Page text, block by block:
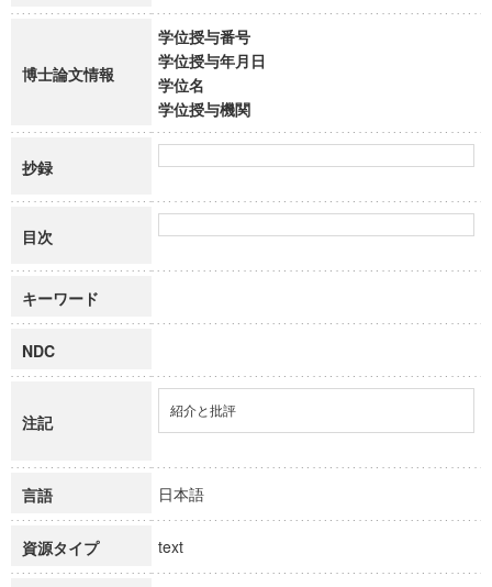
博士論文情報
学位授与番号
学位授与年月日
学位名
学位授与機関
抄録
目次
キーワード
NDC
注記
紹介と批評
言語 日本語
資源タイプ text